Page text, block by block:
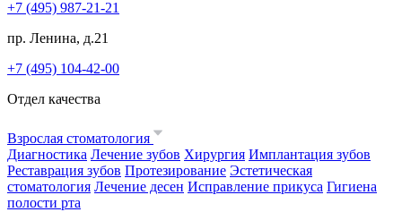
+7 (495) 987-21-21
пр. Ленина, д.21
+7 (495) 104-42-00
Отдел качества
Взрослая стоматология
Диагностика Лечение зубов Хирургия Имплантация зубов
Реставрация зубов Протезирование Эстетическая
стоматология Лечение десен Исправление прикуса Гигиена
полости рта